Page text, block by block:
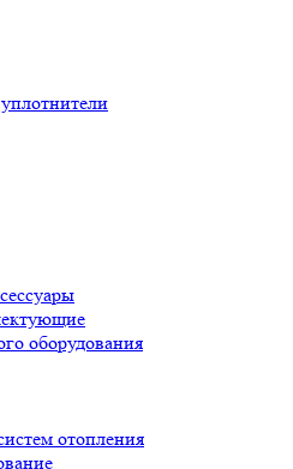
оборудования
отопления